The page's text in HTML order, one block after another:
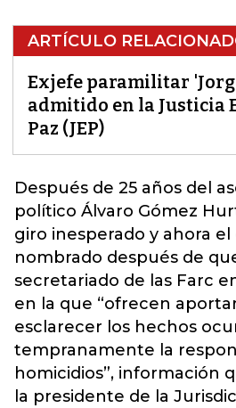
ARTÍCULO
Exjefe paramilitar
admitido en la Justicia
Paz (JEP)
Después de 25 años del
político Álvaro Gómez
giro inesperado y ahora el
nombrado después de
secretariado de las Farc
en la que “ofrecen
esclarecer los hechos
tempranamente la
homicidios”, información
la presidente de la